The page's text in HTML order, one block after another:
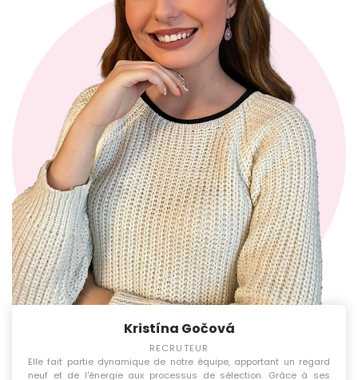
Kristína Gočová
RECRUTEUR
Elle fait partie dynamique de notre équipe, apportant un regard
neuf et de l'énergie aux processus de sélection. Grâce à ses